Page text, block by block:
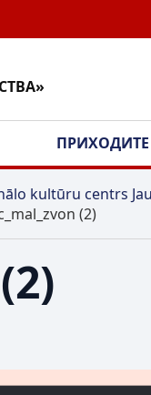
kultūru centrs
(2)